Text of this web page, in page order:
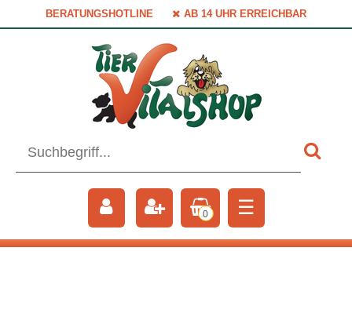
BERATUNGSHOTLINE AB 14 UHR ERREICHBAR
0 ☰